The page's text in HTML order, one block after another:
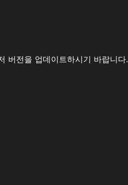
버전을 업데이트하시기 바랍니다.